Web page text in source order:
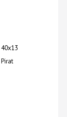
40х13
Pirat